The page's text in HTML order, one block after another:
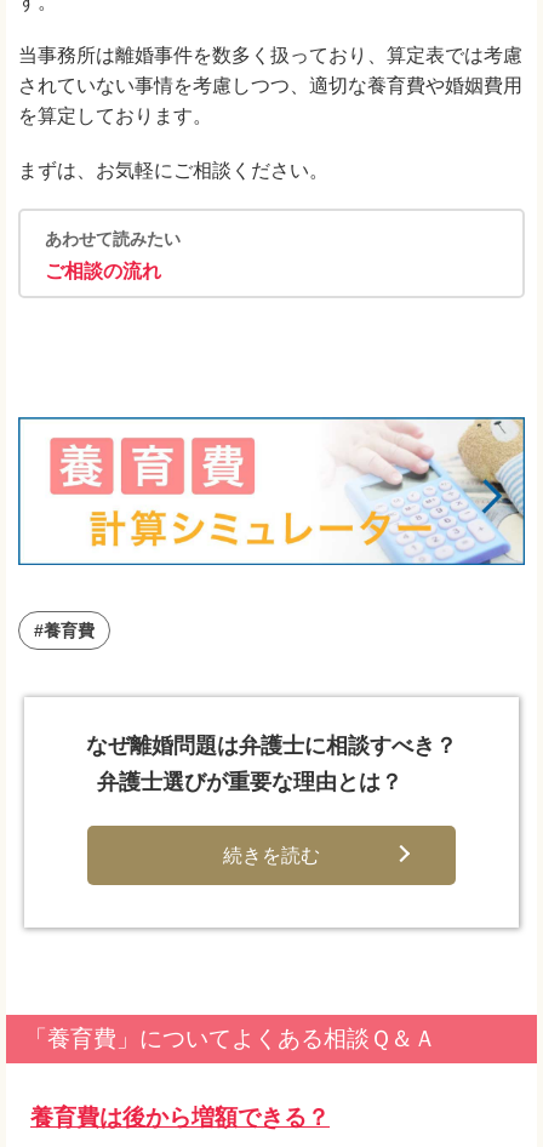
当事務所は離婚事件を数多く扱っており、算定表では考慮
されていない事情を考慮しつつ、適切な養育費や婚姻費用
を算定しております。
まずは、お気軽にご相談ください。
あわせて読みたい
ご相談の流れ
#養育費
なぜ離婚問題は弁護士に相談すべき？
弁護士選びが重要な理由とは？
続きを読む
「養育費」についてよくある相談Ｑ＆Ａ
養育費は後から増額できる？